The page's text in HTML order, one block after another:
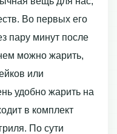
Во первых его
пару минут после
можно жарить,
или
удобно жарить на
в комплект
По сути